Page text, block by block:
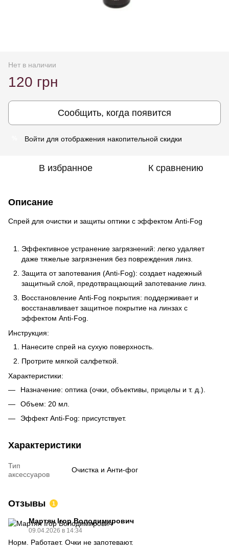
Нет в наличии
120 грн
Сообщить, когда появится
Войти для отображения накопительной скидки
В избранное К сравнению
Описание
Спрей для очистки и защиты оптики с эффектом Anti-Fog
Эффективное устранение загрязнений: легко удаляет
даже тяжелые загрязнения без повреждения линз.
Защита от запотевания (Anti-Fog): создает надежный
защитный слой, предотвращающий запотевание линз.
Восстановление Anti-Fog покрытия: поддерживает и
восстанавливает защитное покрытие на линзах с
эффектом Anti-Fog.
Инструкция:
Нанесите спрей на сухую поверхность.
Протрите мягкой салфеткой.
Характеристики:
Назначение: оптика (очки, объективы, прицелы и т. д.).
Объем: 20 мл.
Эффект Anti-Fog: присутствует.
Характеристики
Тип
аксессуаров
Очистка и Анти-фог
Отзывы 1
Мартян Ігор Володимирович
09.04.2026 в 14:34
Норм. Работает. Очки не запотевают.